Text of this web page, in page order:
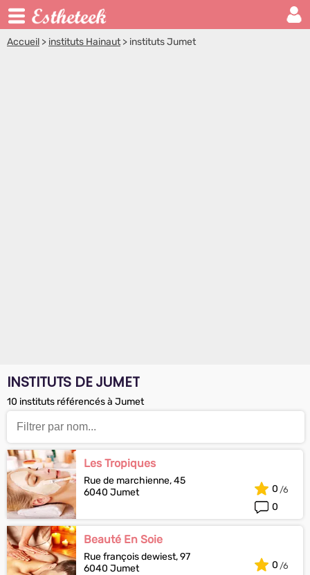
Accueil > instituts Hainaut> instituts Jumet
INSTITUTS DE JUMET
10 instituts référencés à Jumet
Les Tropiques
Rue de marchienne, 45
6040 Jumet
0
0
Beauté En Soie
Rue françois dewiest, 97
6040 Jumet
0